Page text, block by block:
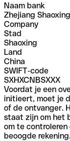
Naam bank
Zhejiang
Company
Stad
Shaoxing
Land
China
SWIFT-code
SXHXCNBSXXX
Voordat je een
initieert, moet je
of de ontvanger.
staat zijn om het
om te
beoogde rekening.